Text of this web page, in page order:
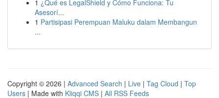
1 ¿Qué es LegalShield y Cómo Funciona: Tu
Asesorí...
1 Partisipasi Perempuan Maluku dalam Membangun
...
Copyright © 2026 | Advanced Search | Live | Tag Cloud | Top
Users | Made with Kliqqi CMS | All RSS Feeds